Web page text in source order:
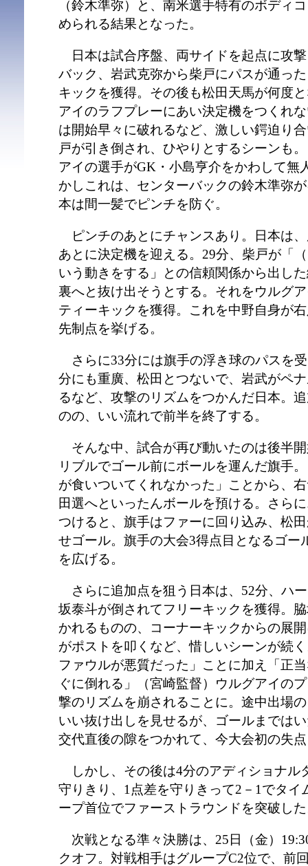
（鈴木準弥）と、南米選手特有のボディ
められる結果となった。
日本は試合序盤、両サイドを起点に攻
バック、岩武克弥から柴戸にパスが通っ
キックを獲得。その後も松田天馬が何度
アイのラフプレーにあい決定機をつくれ
は開始早々に破れるなど、激しい鍔迫り
戸が引き倒され、ひやりとするシーンも
アイの選手がGK・小島亨介をかわして無
かしこれは、センターバックの鈴木準弥
本は間一髪でピンチを防ぐ。
ピンチのあとにチャンスあり。日本は
あとに決定機を迎える。29分、柴戸が「
いう動きをする」との信頼関係から出し
裏へと抜け出そうとする。それをウルグ
ティーキックを獲得。これを中野自身が
先制点を挙げる。
さらに33分には旗手の浮き球のパスを
分にも重廣、松田とつないで、岩武がペ
るなど、攻撃のリズムをつかんだ日本。
のの、いい流れで前半を終了する。
そんな中、試合が再び動いたのは後半
リブルでゴール前にボールを運んだ旗手
が食いついてくれなかった」ことから、
田選へといったんボールを預ける。さら
つけると、旗手はファーに回り込み、松
せゴール。旗手の大会3得点目となるゴー
を広げる。
さらに追加点を狙う日本は、52分、ハ
坂泰斗が倒されてフリーキックを獲得。
かれるものの、コーナーキックからの展
がポストを叩くなど、惜しいシーンが続
ファウルが悪質だった」ことに加え「正
ぐに倒れる」（宮崎監督）ウルグアイの
撃のリズムを崩されることに。途中出場
いい抜け出しを見せるが、ゴールまでは
交代直後の隙をつかれて、今大会初の失
しかし、その後は4分のアディショナル
守りきり、1点差を守りきって2－1でタイ
ープ首位でファーストラウンドを突破し
次戦となる準々決勝は、25日（金）
クオフ。対戦相手はグループC2位で、前